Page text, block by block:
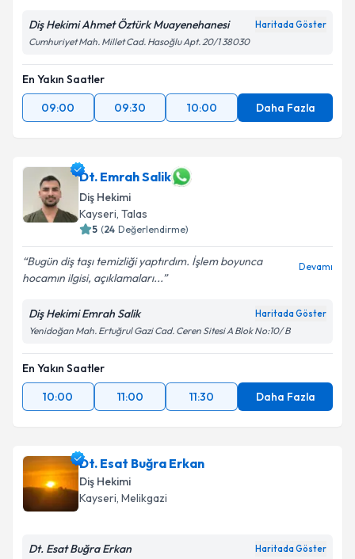
Diş Hekimi Ahmet Öztürk Muayenehanesi Haritada Göster
Cumhuriyet Mah. Millet Cad. Hasoğlu Apt. 20/1 38030
En Yakın Saatler
09:00
09:30 10:00 Daha Fazla
Dt. Emrah Salik
Diş Hekimi
Kayseri, Talas
5 (24 Değerlendirme)
Bugün diş taşı temizliği yaptırdım. İşlem boyunca
hocamın ilgisi, açıklamaları...
Devamı
Diş Hekimi Emrah Salik Haritada Göster
Yenidoğan Mah. Ertuğrul Gazi Cad. Ceren Sitesi A Blok No:10/ B
En Yakın Saatler
10:00
11:00 11:30 Daha Fazla
Dt. Esat Buğra Erkan
Diş Hekimi
Kayseri, Melikgazi
Dt. Esat Buğra Erkan Haritada Göster